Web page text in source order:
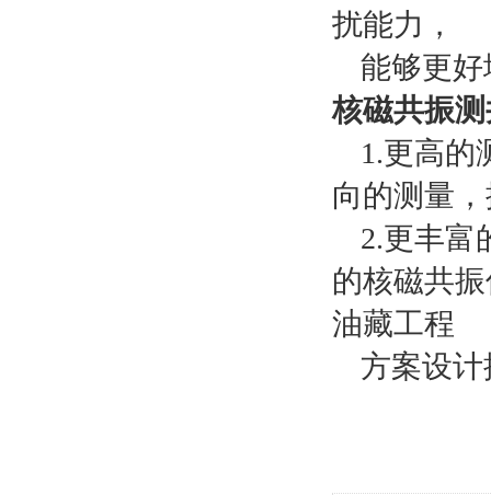
扰能力，
能够更
核磁共振
1.更高的
向的测量
2.更丰富
的核磁共
油藏工程
方案设